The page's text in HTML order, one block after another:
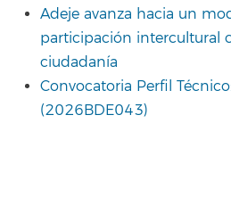
Adeje avanza hacia un
participación intercultural
ciudadanía
Convocatoria Perfil
(2026BDE043)